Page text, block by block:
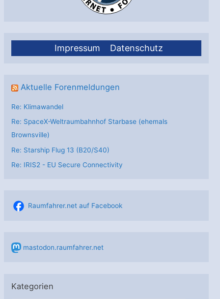
Impressum Datenschutz
Aktuelle Forenmeldungen
Re: Klimawandel
Re: SpaceX-Weltraumbahnhof Starbase (ehemals
Brownsville)
Re: Starship Flug 13 (B20/S40)
Re: IRIS2 - EU Secure Connectivity
Raumfahrer.net auf Facebook
mastodon.raumfahrer.net
Kategorien